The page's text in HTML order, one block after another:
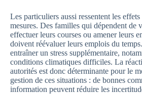
Les particuliers aussi ressentent les effets
mesures. Des familles qui dépendent de
effectuer leurs courses ou amener leurs
doivent réévaluer leurs emplois du
entraîner un stress supplémentaire,
conditions climatiques difficiles. La
autorités est donc déterminante pour le
gestion de ces situations : de bonnes
information peuvent réduire les